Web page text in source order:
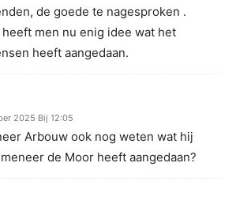
de goede te nagesproken .
men nu enig idee wat het
heeft aangedaan.
2025 Bij 12:05
Arbouw ook nog weten wat hij
de Moor heeft aangedaan?